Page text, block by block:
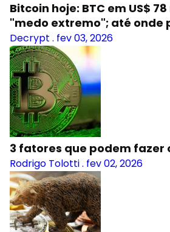
Bitcoin hoje: BTC em US$
"medo extremo"; até onde
Decrypt . fev 03, 2026
3 fatores que podem fazer
Rodrigo Tolotti. fev 02, 2026